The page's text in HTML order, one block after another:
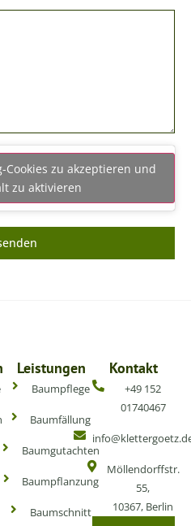
zu akzeptieren und
zu aktivieren
Leistungen
Baumpflege
Baumfällung
Baumgutachten
Baumpflanzung
Baumschnitt
Kontakt
+49 152
01740467
Möllendorffstr.
55,
10367, Berlin